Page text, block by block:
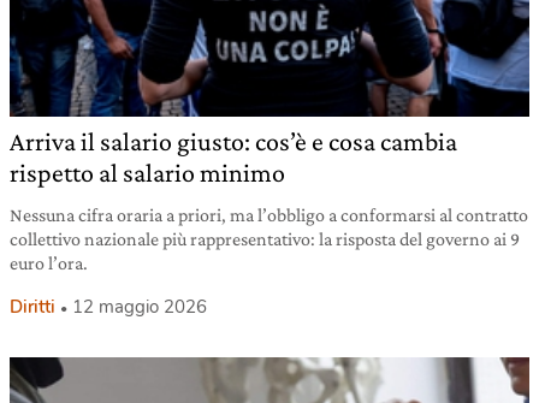
Arriva il salario giusto: cos’è e cosa cambia
rispetto al salario minimo
Nessuna cifra oraria a priori, ma l’obbligo a conformarsi al contratto
collettivo nazionale più rappresentativo: la risposta del governo ai 9
euro l’ora.
Diritti 12 maggio 2026